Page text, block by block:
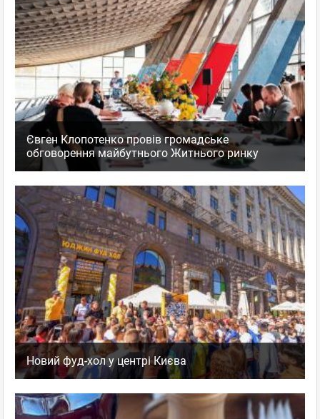
Євген Клопотенко провів громадське
обговорення майбутнього Житнього ринку
Новий фуд-хол у центрі Києва